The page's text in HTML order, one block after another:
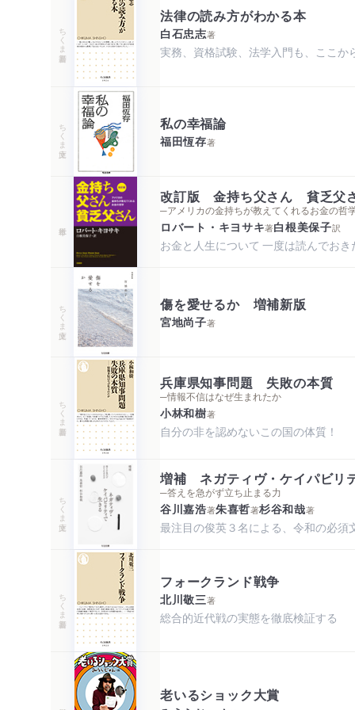
ちくま新書
法律の読み方がわかる本
白石忠志著
実務、資格試験、法学入門も、ここか
ちくま文庫 私の幸福論
福田恆存著
改訂版 金持ち父さん 貧乏父
─アメリカの金持ちが教えてくれるお金の哲
ロバート・キヨサキ著白根美保子訳
お金と人生について 一度は読んでおき
ちくま文庫 傷を愛せるか 増補新版
宮地尚子著
ちくま新書
兵庫県知事問題 失敗の本質
─情報不信はなぜ生まれたか
小林和樹著
自分の非を認めないこの国の体質！
ちくま文庫
増補 ネガティヴ・ケイパビリ
─答えを急がず立ち止まる力
谷川嘉浩著朱喜哲著杉谷和哉著
最注目の俊英３名による、令和の必須
ちくま新書
フォークランド戦争
北川敬三著
総合的近代戦の実態を徹底検証する
老いるショック大賞